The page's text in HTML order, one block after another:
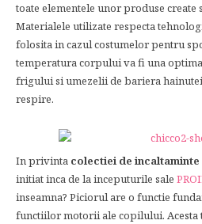
toate elementele unor produse create
Materialele utilizate respecta
folosita in cazul costumelor pentru
temperatura corpului va fi una
frigului si umezelii de bariera
respire.
In privinta colectiei de
initiat inca de la inceputurile sale
inseamna? Piciorul are o functie
functiilor motorii ale copilului. Acesta